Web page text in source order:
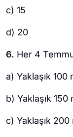
c) 15
d) 20
6. Her 4
a) Yaklaşık 100
b) Yaklaşık 150
c) Yaklaşık 200